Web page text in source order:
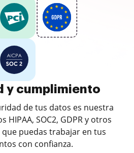
y cumplimiento
de tus datos es nuestra
HIPAA, SOC2, GDPR y otros
puedas trabajar en tus
con confianza.